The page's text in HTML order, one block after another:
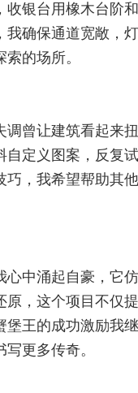
银台用橡木台阶
确保通道宽敞，
的场所。
曾让建筑看起来
定义图案，反复
，我希望帮助其
中涌起自豪，它
，这个项目不仅
王的成功激励我
更多传奇。